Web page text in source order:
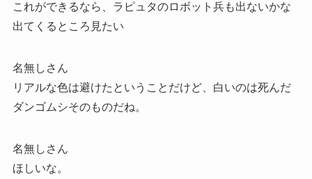
これができるなら、ラピュタのロボット兵も出ないかな
出てくるところ見たい
名無しさん
リアルな色は避けたということだけど、白いのは死んだ
ダンゴムシそのものだね。
名無しさん
ほしいな。